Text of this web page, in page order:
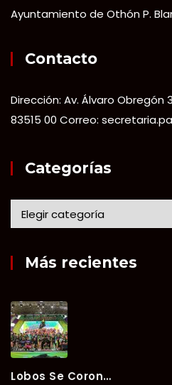
Ayuntamiento de Othón P.
Contacto
Dirección: Av. Álvaro Obregón
83515 00 Correo:
Categorías
Más recientes
Lobos Se Corona Campeón Del Verano Xul-Há 2026 Tras Tres Días De Intensa Competencia.